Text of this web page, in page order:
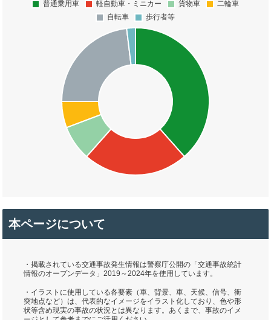
本ページについて
・掲載されている交通事故発生情報は警察庁公開の「交通事故統計
情報のオープンデータ」2019～2024年を使用しています。
・イラストに使用している各要素（車、背景、車、天候、信号、衝
突地点など）は、代表的なイメージをイラスト化しており、色や形
状等含め現実の事故の状況とは異なります。あくまで、事故のイメ